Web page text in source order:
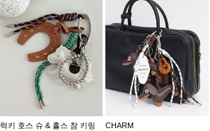
럭키 호스 슈 & 홀스 참 키링
CHARM